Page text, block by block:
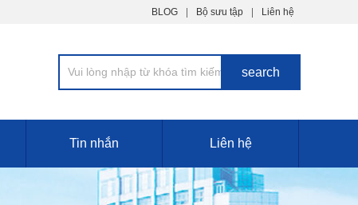
BLOG Bộ sưu tập Liên hệ
Tin nhắn Liên hệ